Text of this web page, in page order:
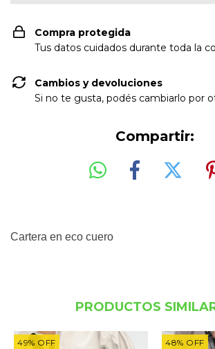
Compra protegida
Tus datos cuidados durante toda la
Cambios y devoluciones
Si no te gusta, podés cambiarlo por
Compartir:
Cartera en eco cuero
PRODUCTOS
49% OFF 48% OFF